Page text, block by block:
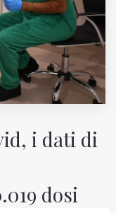
i dati di
dosi